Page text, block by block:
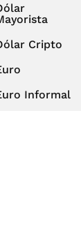
Cripto
Informal